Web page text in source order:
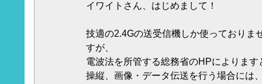
イワイトさん、はじめまして！
技適の2.4Gの送受信機しか使っておりま
すが、
電波法を所管する総務省のHPによりま
操縦、画像・データ伝送を行う場合には